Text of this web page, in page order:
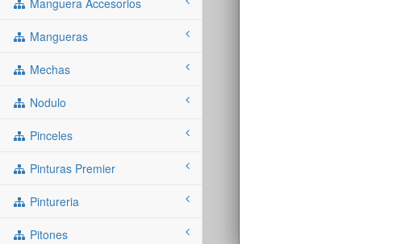
Manguera Accesorios
Mangueras
Mechas
Nodulo
Pinceles
Pinturas Premier
Pintureria
Pitones